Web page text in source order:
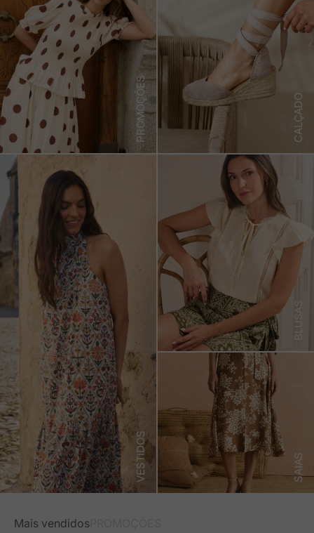
PROMOÇÕES CALÇADO
VESTIDOS
BLUSAS
SAIAS
Mais vendidos